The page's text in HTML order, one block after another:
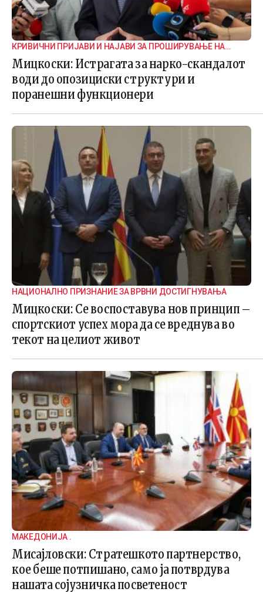
КРИВИЧНИ ПРИЈАВИ И НАЈАВИ ЗА ПРОШИРУВАЊЕ НА
ИСТРАГАТА
Мицкоски: Истрагата за нарко-скандалот
води до опозициски структури и
поранешни функционери
НАЦИОНАЛНО ПРИЗНАНИЕ ЗА ВРВНИ ДОСТИГНУВАЊА
Мицкоски: Се воспоставува нов принцип –
спортскиот успех мора да се вреднува во
текот на целиот живот
МАКЕДОНИЈА .
Мисајловски: Стратешкото партнерство,
кое беше потпишано, само ја потврдува
нашата сојузничка посветеност